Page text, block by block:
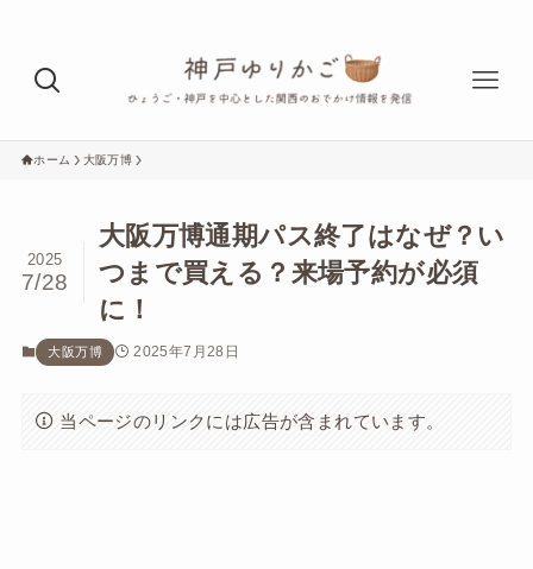
ホーム 大阪万博
大阪万博通期パス終了はなぜ？い
つまで買える？来場予約が必須
に！
2025
7/28
大阪万博 2025年7月28日
当ページのリンクには広告が含まれています。